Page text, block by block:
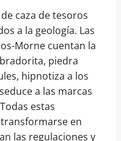
caza de tesoros
a la geología. Las
Morne cuentan la
piedra
hipnotiza a los
a las marcas
estas
en
las regulaciones y